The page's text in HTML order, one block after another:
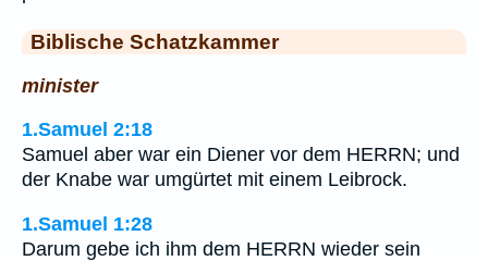
Biblische Schatzkammer
minister
1.Samuel 2:18
Samuel aber war ein Diener vor dem HERRN; und
der Knabe war umgürtet mit einem Leibrock.
1.Samuel 1:28
Darum gebe ich ihm dem HERRN wieder sein